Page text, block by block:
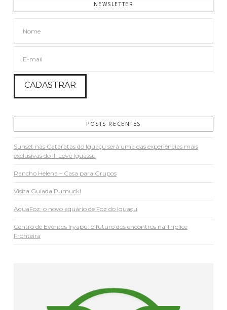
NEWSLETTER
POSTS RECENTES
Sunset nas Cataratas do Iguaçu será uma das experiências mais
exclusivas do III Love Iguassu
Rancho Helena – Casa para Grupos
Visita Guiada Pumuckl
AquaFoz: o novo aquário de Foz do Iguaçu
Centro de Eventos Iryapú: o futuro dos encontros na Tríplice
Fronteira